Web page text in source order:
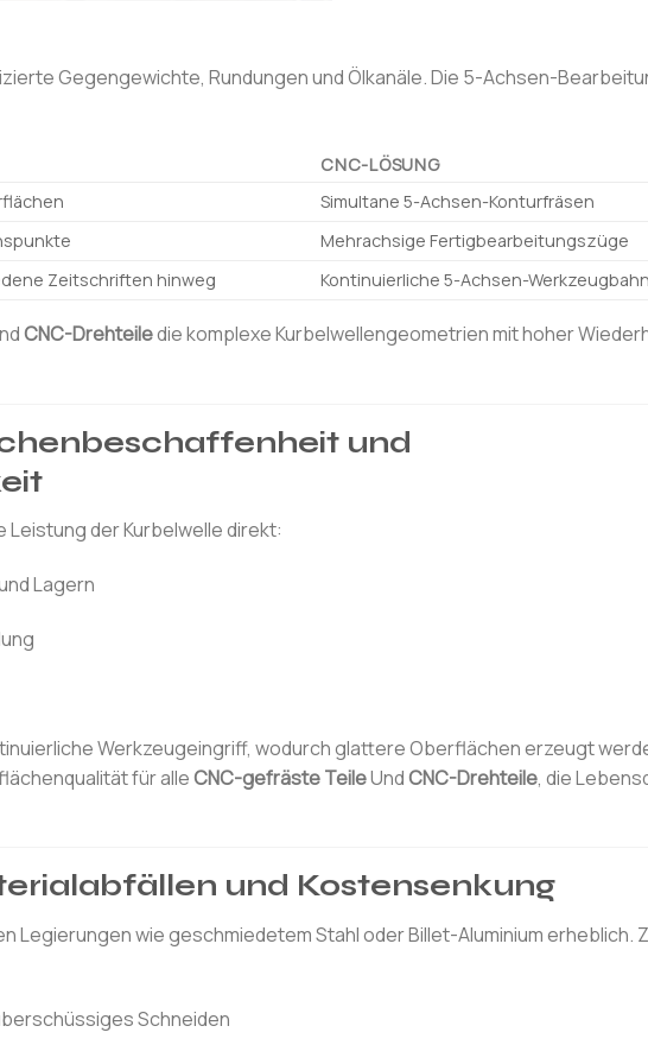
Gegengewichte, Rundungen und Ölkanäle. Die 5-Achsen-
CNC-LÖSUNG
Simultane 5-Achsen-Konturfräsen
Mehrachsige Fertigbearbeitungszüge
Zeitschriften hinweg Kontinuierliche 5-Achsen-
CNC-Drehteiledie komplexe Kurbelwellengeometrien mit hoher
und
der Kurbelwelle direkt:
Lagern
Werkzeugeingriff, wodurch glattere Oberflächen erzeugt
für alleCNC-gefräste TeileUndCNC-Drehteile, die
und Kostensenkung
wie geschmiedetem Stahl oder Billet-Aluminium erheblich.
Schneiden